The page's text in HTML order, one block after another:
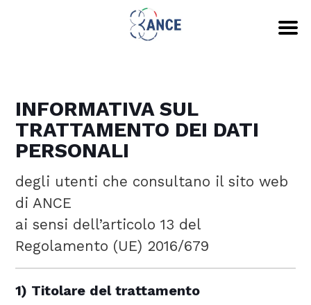
INFORMATIVA SUL
TRATTAMENTO DEI DATI
PERSONALI
degli utenti che consultano il sito web
di ANCE
ai sensi dell’articolo 13 del
Regolamento (UE) 2016/679
1) Titolare del trattamento